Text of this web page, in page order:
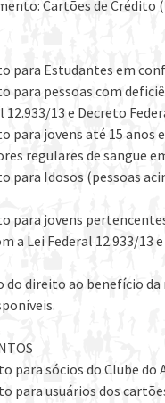
Cartões de Crédito
para Estudantes em
para pessoas com
12.933/13 e Decreto
para jovens até 15
regulares de sangue
para Idosos (pessoas
para jovens
a Lei Federal 12.933/13
do direito ao benefício
para sócios do Clube
para usuários dos